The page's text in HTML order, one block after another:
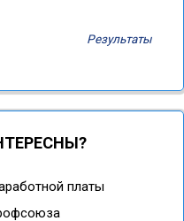
Результаты
платы